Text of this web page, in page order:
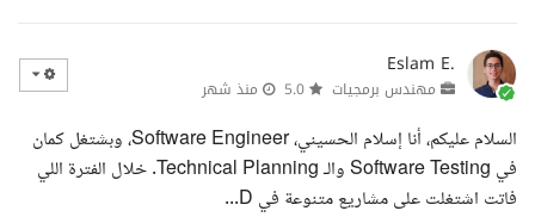
Eslam E.
مهندس برمجيات منذ شهر
السلام عليكم، أنا إسلام الحسيني، Software Engineer، وبشتغل كمان
في Software Testing والـ Technical Planning. خلال الفترة اللي
فاتت اشتغلت على مشاريع متنوعة في D...